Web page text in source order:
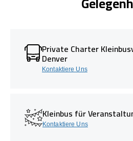
Private Charter
Denver
Kontaktiere Uns
Kleinbus für
Kontaktiere Uns